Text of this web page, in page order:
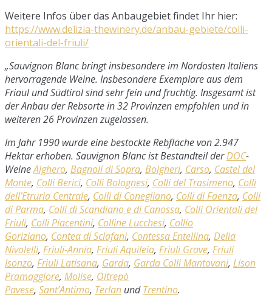
Weitere Infos über das Anbaugebiet findet Ihr hier:
https://www.delizia-thewinery.de/anbau-gebiete/colli-
orientali-del-friuli/
„Sauvignon Blanc bringt insbesondere im Nordosten Italiens
hervorragende Weine. Insbesondere Exemplare aus dem
Friaul und Südtirol sind sehr fein und fruchtig. Insgesamt ist
der Anbau der Rebsorte in 32 Provinzen empfohlen und in
weiteren 26 Provinzen zugelassen.
Im Jahr 1990 wurde eine bestockte Rebfläche von 2.947
Hektar erhoben. Sauvignon Blanc ist Bestandteil derDOC-
WeineAlghero, Bagnoli di Sopra, Bolgheri, Carso, Castel del
Monte, Colli Berici, Colli Bolognesi, Colli del Trasimeno, Colli
dell’Etruria Centrale, Colli di Conegliano, Colli di Faenza, Colli
di Parma, Colli di Scandiano e di Canossa, Colli Orientali del
Friuli, Colli Piacentini, Colline Lucchesi, Collio
Goriziano, Contea di Sclafani, Contessa Entellina, Delia
Nivolelli, Friuli-Annia, Friuli Aquileia, Friuli Grave, Friuli
Isonzo, Friuli Latisana, Garda, Garda Colli Mantovani, Lison
Pramaggiore, Molise, Oltrepò
Pavese, Sant’Antimo, Terlan undTrentino.